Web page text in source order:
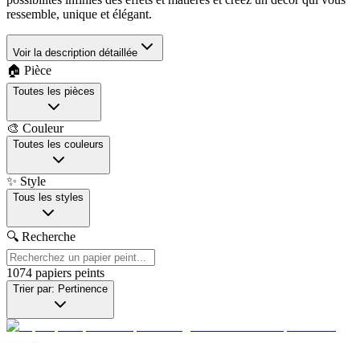
ressemble, unique et élégant.
Voir la description détaillée
🏠 Pièce
Toutes les pièces
🎨 Couleur
Toutes les couleurs
✨ Style
Tous les styles
🔍 Recherche
1074 papiers peints
Trier par: Pertinence